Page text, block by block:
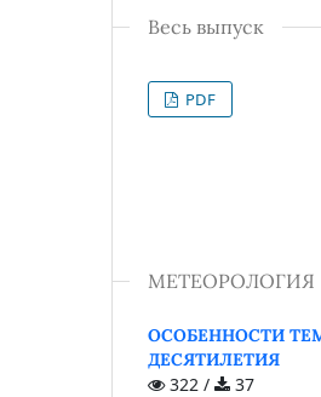
Весь выпуск
PDF
МЕТЕОРОЛОГИЯ
ОСОБЕННОСТИ
ДЕСЯТИЛЕТИЯ
322 / 37